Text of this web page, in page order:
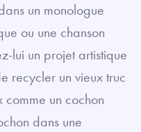
un monologue
ou une chanson
lui un projet artistique
recycler un vieux truc
un cochon
dans une